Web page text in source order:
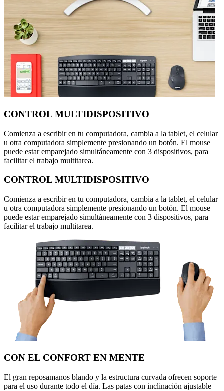
CONTROL MULTIDISPOSITIVO
Comienza a escribir en tu computadora, cambia a la tablet, el celular
u otra computadora simplemente presionando un botón. El mouse
puede estar emparejado simultáneamente con 3 dispositivos, para
facilitar el trabajo multitarea.
CONTROL MULTIDISPOSITIVO
Comienza a escribir en tu computadora, cambia a la tablet, el celular
u otra computadora simplemente presionando un botón. El mouse
puede estar emparejado simultáneamente con 3 dispositivos, para
facilitar el trabajo multitarea.
CON EL CONFORT EN MENTE
El gran reposamanos blando y la estructura curvada ofrecen soporte
para el uso durante todo el día. Las patas con inclinación ajustable